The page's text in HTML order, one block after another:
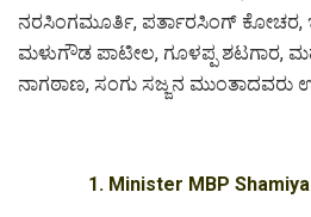
ನರಸಿಂಗಮೂರ್ತಿ, ಪರ್ತಾರಸಿಂಗ್ ಕೋಚರ,
ಮಳುಗೌಡ ಪಾಟೀಲ, ಗೂಳಪ್ಪ ಶಟಗಾರ,
ನಾಗಠಾಣ, ಸಂಗು ಸಜ್ಜನ ಮುಂತಾದವರು
1. Minister MBP